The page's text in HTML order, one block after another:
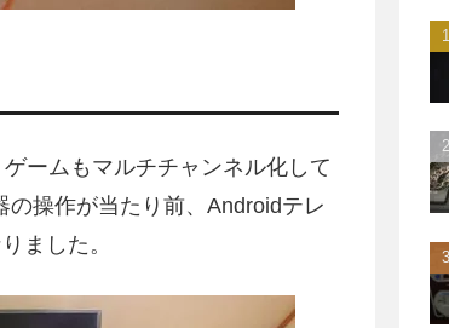
ームもマルチチャンネル化して
操作が当たり前、Androidテレ
ました。